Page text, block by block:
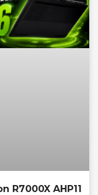
R7000X AHP11